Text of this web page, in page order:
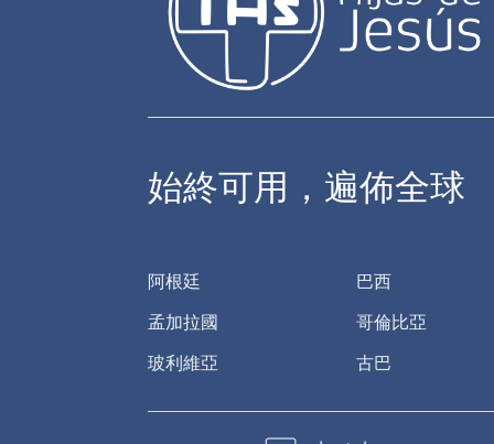
始終可用，遍佈全球
阿根廷
孟加拉國
玻利維亞
巴西
哥倫比亞
古巴